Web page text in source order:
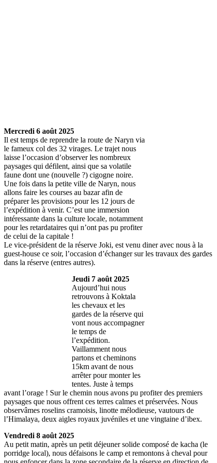
Mercredi 6 août 2025
Il est temps de reprendre la route de Naryn via
le fameux col des 32 virages. Le trajet nous
laisse l’occasion d’observer les nombreux
paysages qui défilent, ainsi que sa volatile
faune dont une (nouvelle ?) cigogne noire.
Une fois dans la petite ville de Naryn, nous
allons faire les courses au bazar afin de
préparer les provisions pour les 12 jours de
l’expédition à venir. C’est une immersion
intéressante dans la culture locale, notamment
pour les retardataires qui n’ont pas pu profiter
de celui de la capitale !
Le vice-président de la réserve Joki, est venu diner avec nous à la
guest-house ce soir, l’occasion d’échanger sur les travaux des gardes
dans la réserve (entres autres).
Jeudi 7 août 2025
Aujourd’hui nous
retrouvons à Koktala
les chevaux et les
gardes de la réserve qui
vont nous accompagner
le temps de
l’expédition.
Vaillamment nous
partons et cheminons
15km avant de nous
arrêter pour monter les
tentes. Juste à temps
avant l’orage ! Sur le chemin nous avons pu profiter des premiers
paysages que nous offrent ces terres calmes et préservées. Nous
observâmes roselins cramoisis, linotte mélodieuse, vautours de
l’Himalaya, deux aigles royaux juvéniles et une vingtaine d’ibex.
Vendredi 8 août 2025
Au petit matin, après un petit déjeuner solide composé de kacha (le
porridge local), nous défaisons le camp et remontons à cheval pour